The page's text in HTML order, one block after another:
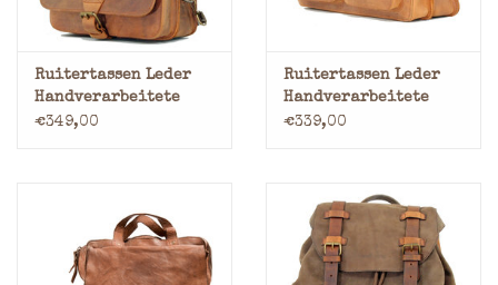
Ruitertassen Leder
Handverarbeitete
Rucksack
€349,00
Ruitertassen Leder
Handverarbeitete
Umhängetasche
€339,00